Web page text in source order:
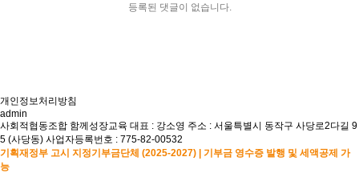
등록된 댓글이 없습니다.
개인정보처리방침
admin
사회적협동조합 함께성장교육 대표 : 강소영 주소 : 서울특별시 동작구 사당로2다길 9
5 (사당동) 사업자등록번호 : 775-82-00532
기획재정부 고시 지정기부금단체 (2025-2027) | 기부금 영수증 발행 및 세액공제 가
능